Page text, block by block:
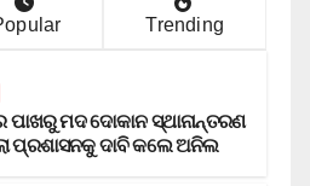
Trending
ପାଖରୁ ମଦ ଦୋକାନ ସ୍ଥାନାନ୍ତରଣ
ପ୍ରଶାସନକୁ ଦାବି କଲେ ଅନିଲ